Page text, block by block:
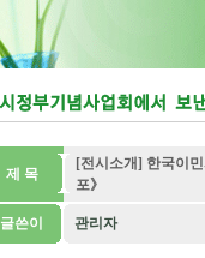
제 목
[전시소개] 한국이
포》
글쓴이 관리자